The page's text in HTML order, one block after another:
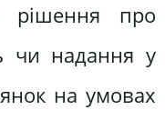
про
чи надання у
на умовах